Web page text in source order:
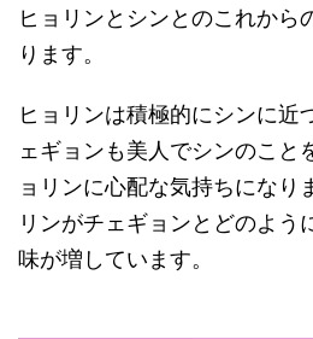
ヒョリンとシンとのこれから
ります。
ヒョリンは積極的にシンに近
ェギョンも美人でシンのこと
ョリンに心配な気持ちになり
リンがチェギョンとどのよう
味が増しています。